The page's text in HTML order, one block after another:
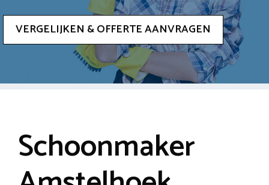
VERGELIJKEN & OFFERTE AANVRAGEN
Schoonmaker